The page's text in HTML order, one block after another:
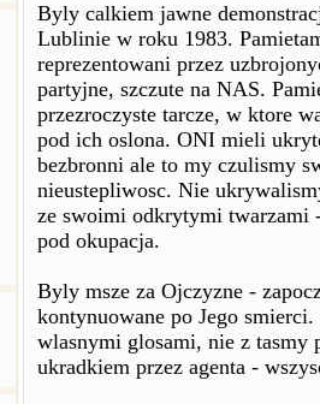
Byly calkiem jawne
Lublinie w roku 1983.
reprezentowani przez
partyjne, szczute na NAS.
przezroczyste tarcze, w ktore
pod ich oslona. ONI mieli
bezbronni ale to my czulismy
nieustepliwosc. Nie
ze swoimi odkrytymi twarzami
pod okupacja.
Byly msze za Ojczyzne -
kontynuowane po Jego
wlasnymi glosami, nie z tasmy
ukradkiem przez agenta -